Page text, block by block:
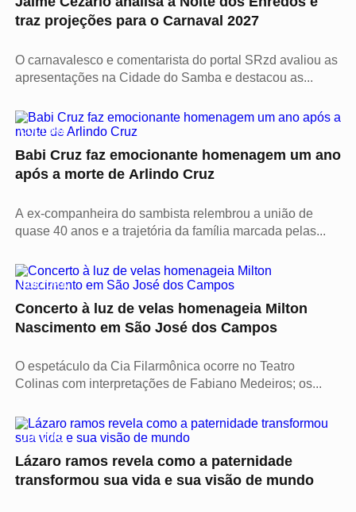
traz projeções para o Carnaval 2027
O carnavalesco e comentarista do portal SRzd avaliou as
apresentações na Cidade do Samba e destacou as...
CULTURA
Babi Cruz faz emocionante homenagem um ano
após a morte de Arlindo Cruz
A ex-companheira do sambista relembrou a união de
quase 40 anos e a trajetória da família marcada pelas...
CULTURA
Concerto à luz de velas homenageia Milton
Nascimento em São José dos Campos
O espetáculo da Cia Filarmônica ocorre no Teatro
Colinas com interpretações de Fabiano Medeiros; os...
CULTURA
Lázaro ramos revela como a paternidade
transformou sua vida e sua visão de mundo